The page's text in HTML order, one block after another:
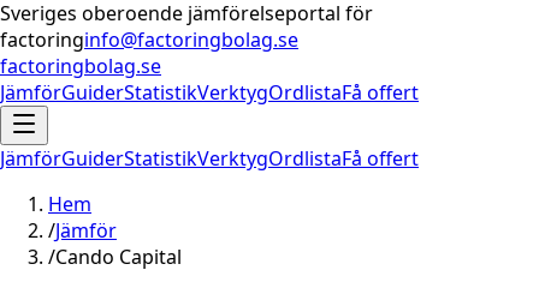
Sveriges oberoende jämförelseportal för
factoringinfo@factoringbolag.se
factoringbolag.se
JämförGuiderStatistikVerktygOrdlistaFå offert
JämförGuiderStatistikVerktygOrdlistaFå offert
Hem
/Jämför
/Cando Capital